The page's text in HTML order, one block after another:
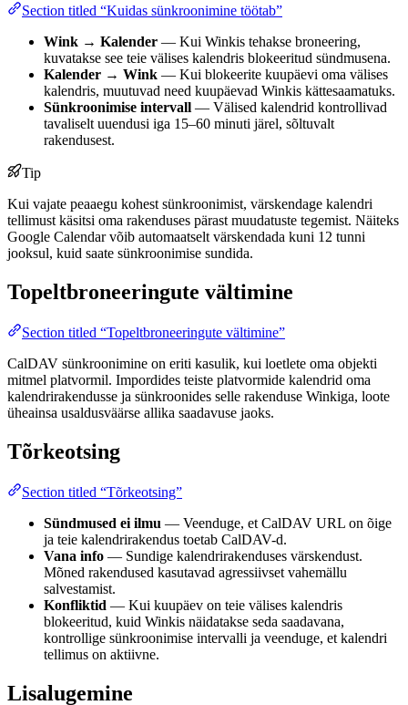
Section titled “Kuidas sünkroonimine töötab”
Wink → Kalender — Kui Winkis tehakse broneering,
kuvatakse see teie välises kalendris blokeeritud sündmusena.
Kalender → Wink — Kui blokeerite kuupäevi oma välises
kalendris, muutuvad need kuupäevad Winkis kättesaamatuks.
Sünkroonimise intervall — Välised kalendrid kontrollivad
tavaliselt uuendusi iga 15–60 minuti järel, sõltuvalt
rakendusest.
Tip
Kui vajate peaaegu kohest sünkroonimist, värskendage kalendri
tellimust käsitsi oma rakenduses pärast muudatuste tegemist. Näiteks
Google Calendar võib automaatselt värskendada kuni 12 tunni
jooksul, kuid saate sünkroonimise sundida.
Topeltbroneeringute vältimine
Section titled “Topeltbroneeringute vältimine”
CalDAV sünkroonimine on eriti kasulik, kui loetlete oma objekti
mitmel platvormil. Impordides teiste platvormide kalendrid oma
kalendrirakendusse ja sünkroonides selle rakenduse Winkiga, loote
üheainsa usaldusväärse allika saadavuse jaoks.
Tõrkeotsing
Section titled “Tõrkeotsing”
Sündmused ei ilmu — Veenduge, et CalDAV URL on õige
ja teie kalendrirakendus toetab CalDAV-d.
Vana info — Sundige kalendrirakenduses värskendust.
Mõned rakendused kasutavad agressiivset vahemällu
salvestamist.
Konfliktid — Kui kuupäev on teie välises kalendris
blokeeritud, kuid Winkis näidatakse seda saadavana,
kontrollige sünkroonimise intervalli ja veenduge, et kalendri
tellimus on aktiivne.
Lisalugemine